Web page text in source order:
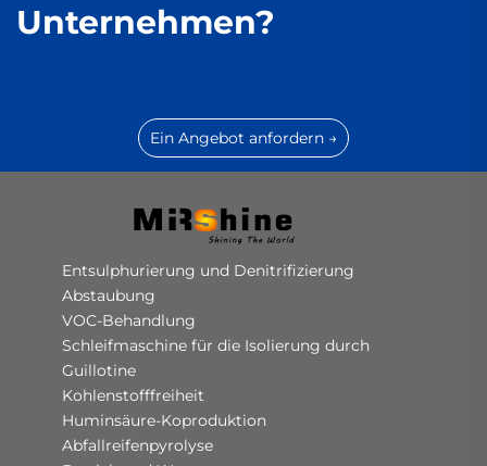
Unternehmen?
Ein Angebot anfordern →
Entsulphurierung und Denitrifizierung
Abstaubung
VOC-Behandlung
Schleifmaschine für die Isolierung durch
Guillotine
Kohlenstofffreiheit
Huminsäure-Koproduktion
Abfallreifenpyrolyse